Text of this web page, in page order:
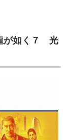
が如く７ 光